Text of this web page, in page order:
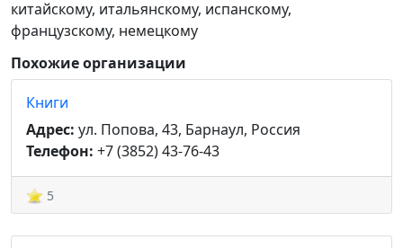
китайскому, итальянскому, испанскому,
французскому, немецкому
Похожие организации
Книги
Адрес: ул. Попова, 43, Барнаул, Россия
Телефон: +7 (3852) 43-76-43
5